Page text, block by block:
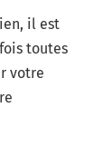
il est
toutes
votre